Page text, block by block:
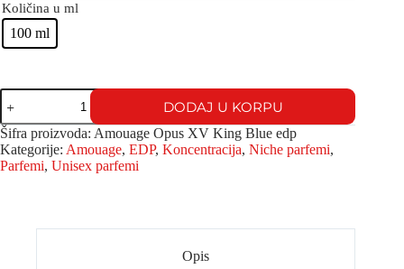
Količina u ml
100 ml
DODAJ U KORPU
Šifra proizvoda: Amouage Opus XV King Blue edp
Kategorije: Amouage, EDP, Koncentracija, Niche parfemi,
Parfemi, Unisex parfemi
Opis